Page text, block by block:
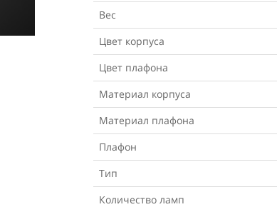
Вес
Цвет корпуса
Цвет плафона
Материал корпуса
Материал плафона
Плафон
Тип
Количество ламп